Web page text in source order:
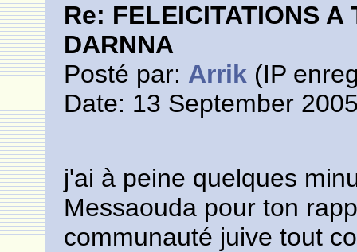
Re: FELEICITATIONS A
DARNNA
Posté par: Arrik (IP
Date: 13 September
j'ai à peine quelques
Messaouda pour ton
communauté juive tout